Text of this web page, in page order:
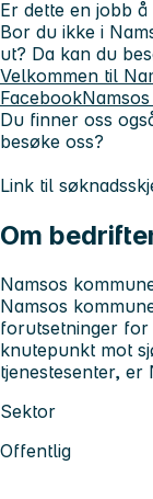
Er dette en jobb
Bor du ikke i
ut? Da kan du
Velkommen til
Facebook
Du finner oss
besøke oss?
Link til
Om
Namsos
Namsos
forutsetninger for
knutepunkt mot
tjenestesenter,
Sektor
Offentlig